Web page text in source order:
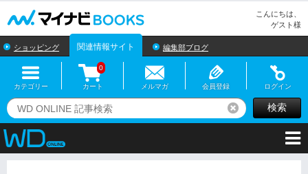
こんにちは、
ゲスト様
ショッピング 関連情報サイト 編集部ブログ
カテゴリー カート
0
メルマガ 会員登録 ログイン
リセット検索